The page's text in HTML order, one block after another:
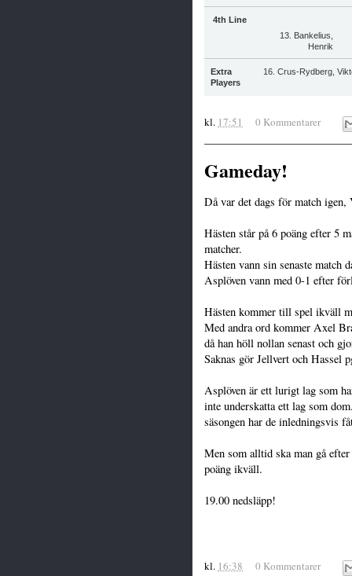
4th Line
13. Bankelius,
Henrik
Extra
Players
16. Crus-Rydberg,
kl. 17:51 0 Kommentarer
Gameday!
Då var det dags för match
Hästen står på 6 poäng efter 5
matcher.
Hästen vann sin senaste match
Asplöven vann med 0-1 efter
Hästen kommer till spel ikväll
Med andra ord kommer Axel
då han höll nollan senast och
Saknas gör Jellvert och Hassel
Asplöven är ett lurigt lag som
inte underskatta ett lag som
säsongen har de inledningsvis
Men som alltid ska man gå
poäng ikväll.
19.00 nedsläpp!
kl. 16:38 0 Kommentarer